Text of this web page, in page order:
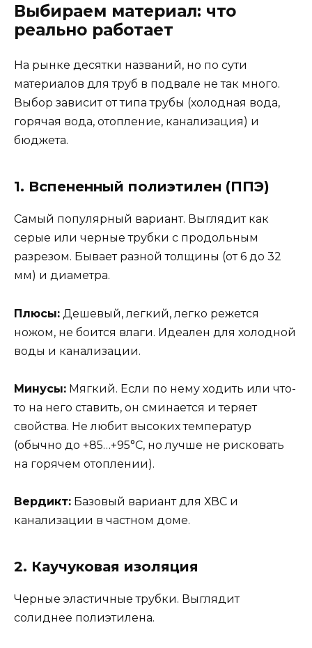
Выбираем материал: что
реально работает
На рынке десятки названий, но по сути
материалов для труб в подвале не так много.
Выбор зависит от типа трубы (холодная вода,
горячая вода, отопление, канализация) и
бюджета.
1. Вспененный полиэтилен (ППЭ)
Самый популярный вариант. Выглядит как
серые или черные трубки с продольным
разрезом. Бывает разной толщины (от 6 до 32
мм) и диаметра.
Плюсы: Дешевый, легкий, легко режется
ножом, не боится влаги. Идеален для холодной
воды и канализации.
Минусы: Мягкий. Если по нему ходить или что-
то на него ставить, он сминается и теряет
свойства. Не любит высоких температур
(обычно до +85…+95°C, но лучше не рисковать
на горячем отоплении).
Вердикт: Базовый вариант для ХВС и
канализации в частном доме.
2. Каучуковая изоляция
Черные эластичные трубки. Выглядит
солиднее полиэтилена.